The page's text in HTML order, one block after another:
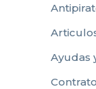
Ayudas